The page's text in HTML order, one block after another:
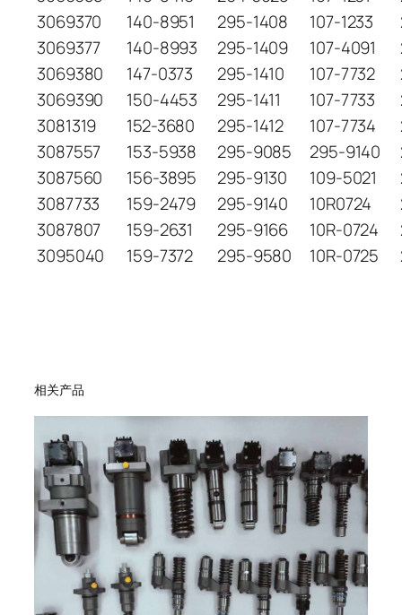
3069370
140-8951 295-1408 107-1233
3069377
140-8993 295-1409 107-4091
3069380
147-0373 295-1410 107-7732
3069390
150-4453 295-1411 107-7733
3081319
152-3680 295-1412 107-7734
3087557
153-5938 295-9085 295-9140
3087560
156-3895 295-9130 109-5021
3087733
159-2479 295-9140 10R0724
3087807
159-2631 295-9166 10R-0724
3095040
159-7372 295-9580 10R-0725
相关产品